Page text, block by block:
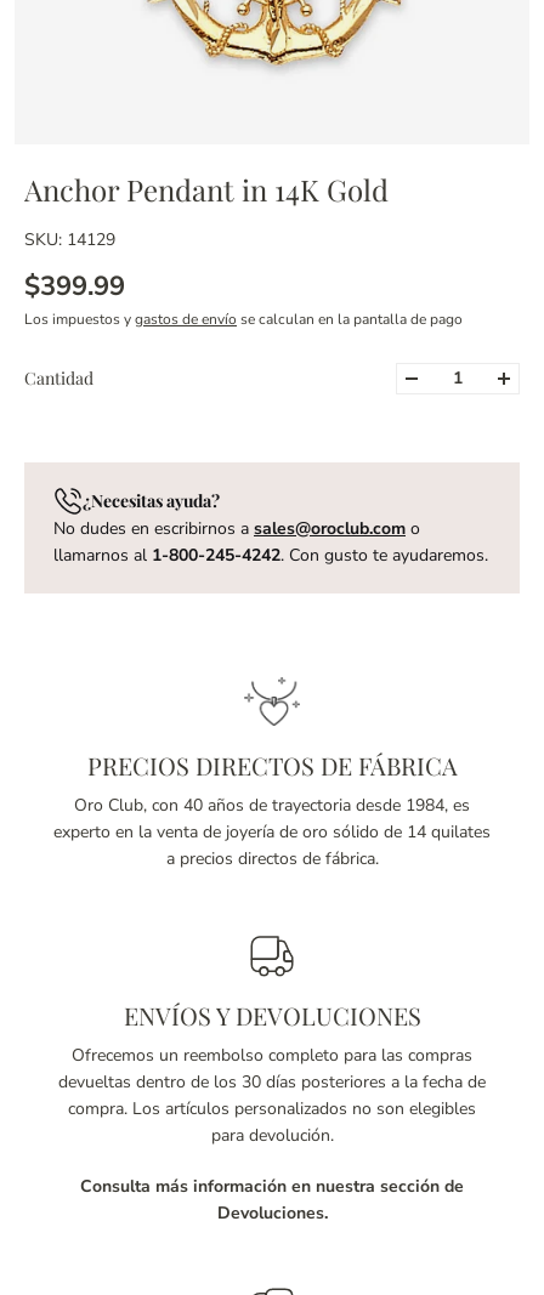
Anchor Pendant in 14K Gold
SKU: 14129
$399.99
Los impuestos ygastos de envío se calculan en la pantalla de pago
Cantidad
¿Necesitas ayuda?
No dudes en escribirnos a sales@oroclub.com o
llamarnos al 1-800-245-4242. Con gusto te ayudaremos.
PRECIOS DIRECTOS DE FÁBRICA
Oro Club, con 40 años de trayectoria desde 1984, es
experto en la venta de joyería de oro sólido de 14 quilates
a precios directos de fábrica.
ENVÍOS Y DEVOLUCIONES
Ofrecemos un reembolso completo para las compras
devueltas dentro de los 30 días posteriores a la fecha de
compra. Los artículos personalizados no son elegibles
para devolución.
Consulta más información en nuestra sección de
Devoluciones.